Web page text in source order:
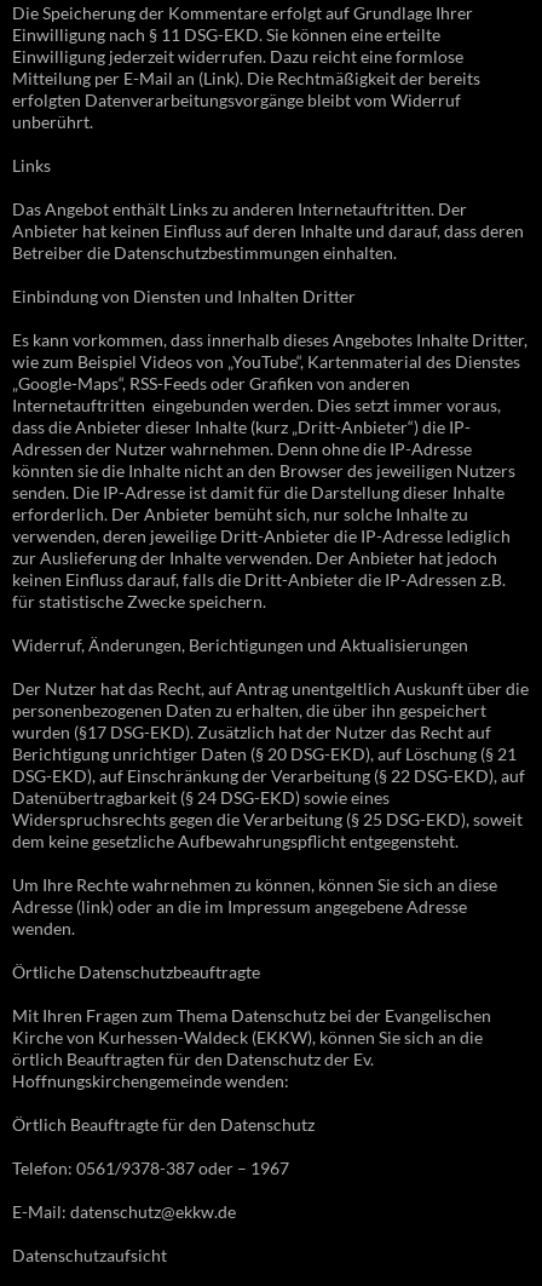
Die Speicherung der Kommentare erfolgt auf Grundlage Ihrer
Einwilligung nach § 11 DSG-EKD. Sie können eine erteilte
Einwilligung jederzeit widerrufen. Dazu reicht eine formlose
Mitteilung per E-Mail an (Link). Die Rechtmäßigkeit der bereits
erfolgten Datenverarbeitungsvorgänge bleibt vom Widerruf
unberührt.
Links
Das Angebot enthält Links zu anderen Internetauftritten. Der
Anbieter hat keinen Einfluss auf deren Inhalte und darauf, dass deren
Betreiber die Datenschutzbestimmungen einhalten.
Einbindung von Diensten und Inhalten Dritter
Es kann vorkommen, dass innerhalb dieses Angebotes Inhalte Dritter,
wie zum Beispiel Videos von „YouTube“, Kartenmaterial des Dienstes
„Google-Maps“, RSS-Feeds oder Grafiken von anderen
Internetauftritten eingebunden werden. Dies setzt immer voraus,
dass die Anbieter dieser Inhalte (kurz „Dritt-Anbieter“) die IP-
Adressen der Nutzer wahrnehmen. Denn ohne die IP-Adresse
könnten sie die Inhalte nicht an den Browser des jeweiligen Nutzers
senden. Die IP-Adresse ist damit für die Darstellung dieser Inhalte
erforderlich. Der Anbieter bemüht sich, nur solche Inhalte zu
verwenden, deren jeweilige Dritt-Anbieter die IP-Adresse lediglich
zur Auslieferung der Inhalte verwenden. Der Anbieter hat jedoch
keinen Einfluss darauf, falls die Dritt-Anbieter die IP-Adressen z.B.
für statistische Zwecke speichern.
Widerruf, Änderungen, Berichtigungen und Aktualisierungen
Der Nutzer hat das Recht, auf Antrag unentgeltlich Auskunft über die
personenbezogenen Daten zu erhalten, die über ihn gespeichert
wurden (§17 DSG-EKD). Zusätzlich hat der Nutzer das Recht auf
Berichtigung unrichtiger Daten (§ 20 DSG-EKD), auf Löschung (§ 21
DSG-EKD), auf Einschränkung der Verarbeitung (§ 22 DSG-EKD), auf
Datenübertragbarkeit (§ 24 DSG-EKD) sowie eines
Widerspruchsrechts gegen die Verarbeitung (§ 25 DSG-EKD), soweit
dem keine gesetzliche Aufbewahrungspflicht entgegensteht.
Um Ihre Rechte wahrnehmen zu können, können Sie sich an diese
Adresse (link) oder an die im Impressum angegebene Adresse
wenden.
Örtliche Datenschutzbeauftragte
Mit Ihren Fragen zum Thema Datenschutz bei der Evangelischen
Kirche von Kurhessen-Waldeck (EKKW), können Sie sich an die
örtlich Beauftragten für den Datenschutz der Ev.
Hoffnungskirchengemeinde wenden:
Örtlich Beauftragte für den Datenschutz
Telefon: 0561/9378-387 oder – 1967
E-Mail: datenschutz@ekkw.de
Datenschutzaufsicht